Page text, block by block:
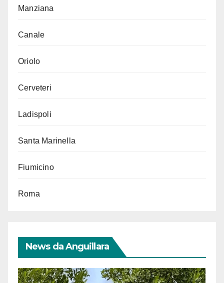
Manziana
Canale
Oriolo
Cerveteri
Ladispoli
Santa Marinella
Fiumicino
Roma
News da Anguillara